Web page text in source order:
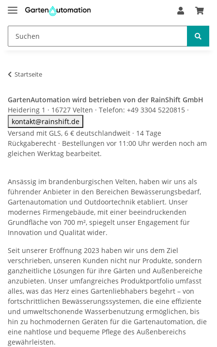
Startseite
GartenAutomation wird betrieben von der RainShift GmbH
Heidering 1 · 16727 Velten · Telefon: +49 3304 5220815 ·
kontakt@rainshift.de
Versand mit GLS, 6 € deutschlandweit · 14 Tage
Rückgaberecht · Bestellungen vor 11:00 Uhr werden noch am
gleichen Werktag bearbeitet.
Ansässig im brandenburgischen Velten, haben wir uns als
führender Anbieter in den Bereichen Bewässerungsbedarf,
Gartenautomation und Outdoortechnik etabliert. Unser
modernes Firmengebäude, mit einer beeindruckenden
Grundfläche von 700 m², spiegelt unser Engagement für
Innovation und Qualität wider.
Seit unserer Eröffnung 2023 haben wir uns dem Ziel
verschrieben, unseren Kunden nicht nur Produkte, sondern
ganzheitliche Lösungen für ihre Gärten und Außenbereiche
anzubieten. Unser umfangreiches Produktportfolio umfasst
alles, was das Herz eines Gartenliebhabers begehrt – von
fortschrittlichen Bewässerungssystemen, die eine effiziente
und umweltschonende Wasserbenutzung ermöglichen, bis
hin zu hochmodernen Geräten für die Gartenautomation, die
eine nahtlose und bequeme Pflege des Außenbereichs
gewährleisten.